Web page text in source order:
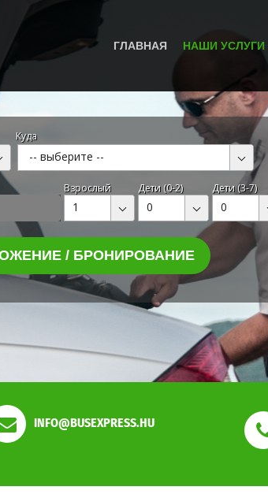
ГЛАВНАЯ НАШИ УСЛУГИ
Куда
-- выберите --
Взрослый
1
Дети (0-2)
0
Дети (3-7)
0
/ БРОНИРОВАНИЕ
INFO@BUSEXPRESS.HU